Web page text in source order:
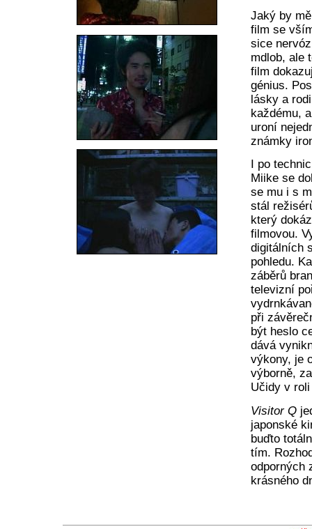
Jaký by
film se
sice
mdlob, ale
film
génius.
lásky a
každému,
uroní
známky
I po
Miike se
se mu i s
stál
který
filmovou.
digitálních
pohledu.
záběrů
televizní
při
být heslo
dává
výkony, je
výborně,
Učidy v
Visitor Q
japonské
buďto
tím.
odporných
krásného